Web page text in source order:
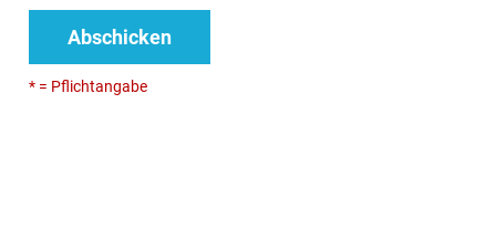
Abschicken
* = Pflichtangabe